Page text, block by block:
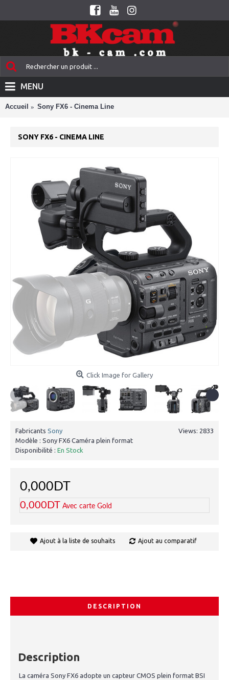
MENU
Accueil Sony FX6 - Cinema Line
SONY FX6 - CINEMA LINE
Click Image for Gallery
Views: 2833
Fabricants Sony
Modèle : Sony FX6 Caméra plein format
Disponibilité : En Stock
0,000DT
0,000DT Avec carte Gold
Ajout à la liste de souhaits Ajout au comparatif
DESCRIPTION
Description
La caméra Sony FX6 adopte un capteur CMOS plein format BSI